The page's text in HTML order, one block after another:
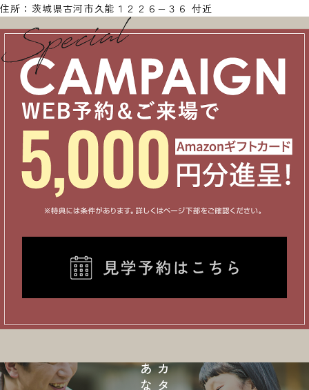
住所：茨城県古河市久能１２２６−３６ 付近